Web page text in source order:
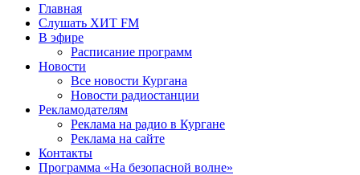
Главная
Слушать ХИТ FM
В эфире
Расписание программ
Новости
Все новости Кургана
Новости радиостанции
Рекламодателям
Реклама на радио в Кургане
Реклама на сайте
Контакты
Программа «На безопасной волне»